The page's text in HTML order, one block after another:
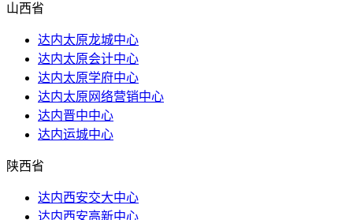
山西省
达内太原龙城中心
达内太原会计中心
达内太原学府中心
达内太原网络营销中心
达内晋中中心
达内运城中心
陕西省
达内西安交大中心
达内西安高新中心